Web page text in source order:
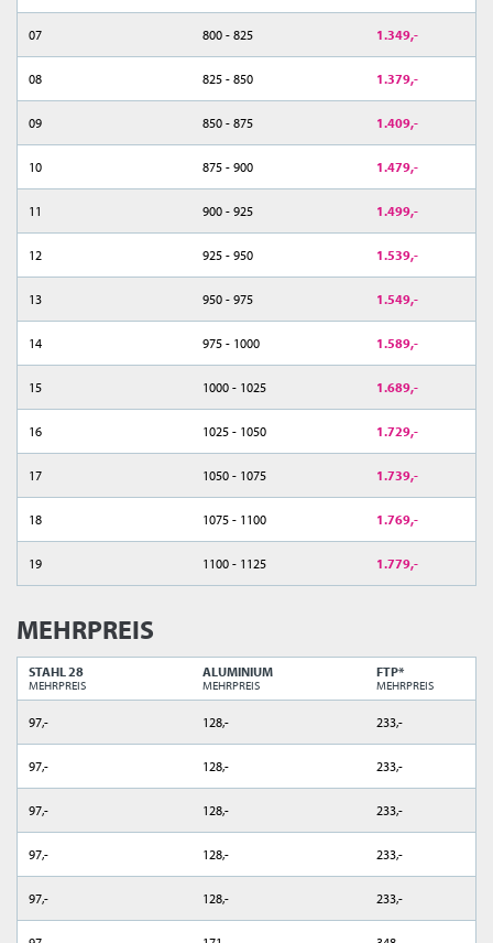
07 800 - 825 1.349,-
08 825 - 850 1.379,-
09 850 - 875 1.409,-
10 875 - 900 1.479,-
11 900 - 925 1.499,-
12 925 - 950 1.539,-
13 950 - 975 1.549,-
14 975 - 1000 1.589,-
15 1000 - 1025 1.689,-
16 1025 - 1050 1.729,-
17 1050 - 1075 1.739,-
18 1075 - 1100 1.769,-
19 1100 - 1125 1.779,-
MEHRPREIS
STAHL 28
MEHRPREIS
ALUMINIUM
MEHRPREIS
FTP*
MEHRPREIS
97,- 128,- 233,-
97,- 128,- 233,-
97,- 128,- 233,-
97,- 128,- 233,-
97,- 128,- 233,-